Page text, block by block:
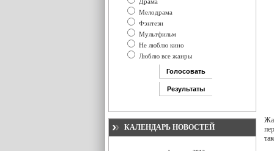
Мелодрама
Фэнтези
Мультфильм
Не люблю кино
Люблю все жанры
КАЛЕНДАРЬ НОВОСТЕЙ